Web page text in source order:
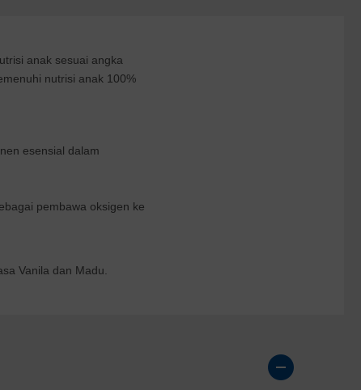
anak sesuai angka
nutrisi anak 100%
esensial dalam
pembawa oksigen ke
Vanila dan Madu.